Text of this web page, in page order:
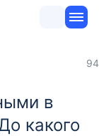
94
в
какого